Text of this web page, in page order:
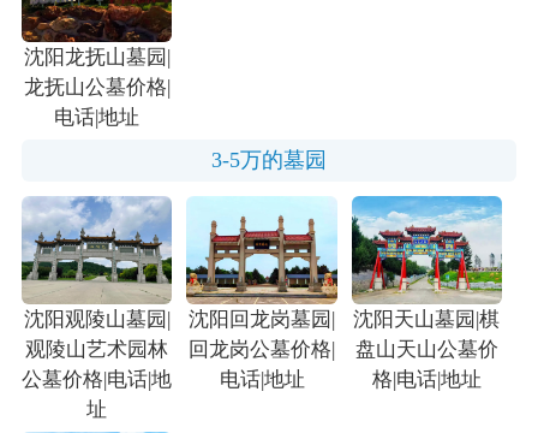
沈阳龙抚山墓园|
龙抚山公墓价格|
电话|地址
3-5万的墓园
沈阳观陵山墓园|
观陵山艺术园林
公墓价格|电话|地
址
沈阳回龙岗墓园|
回龙岗公墓价格|
电话|地址
沈阳天山墓园|棋
盘山天山公墓价
格|电话|地址